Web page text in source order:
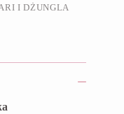
I DŻUNGLA